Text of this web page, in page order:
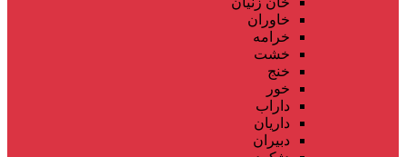
خاوران
خرامه
خشت
خنج
خور
داراب
داریان
دبیران